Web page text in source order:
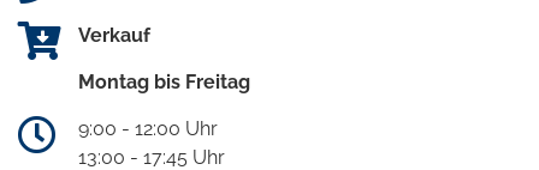
Verkauf
Montag bis Freitag
9:00 - 12:00 Uhr
13:00 - 17:45 Uhr